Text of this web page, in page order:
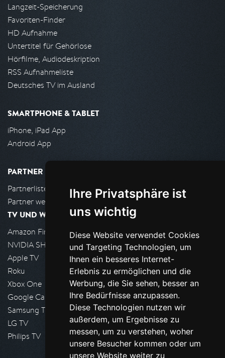
Ihre Privatsphäre ist
uns wichtig
Diese Website verwendet Cookies
und Targeting Technologien, um
Ihnen ein besseres Internet-
Erlebnis zu ermöglichen und die
Werbung, die Sie sehen, besser an
Ihre Bedürfnisse anzupassen.
Diese Technologien nutzen wir
außerdem, um Ergebnisse zu
messen, um zu verstehen, woher
unsere Besucher kommen oder um
unsere Website weiter zu
Langzeit-Speicherung
Favoriten-Finder
HD Aufnahme
Untertitel für Gehörlose
Hörfilme, Audiodeskription
RSS Aufnahmeliste
Deutsches TV im Ausland
SMARTPHONE & TABLET
iPhone, iPad App
Android App
PARTNER
Partnerliste
Partner werden
TV UND WOHNZIMMER
Amazon FireTV
NVIDIA SHIELD, Google TV
Apple TV
Roku
Xbox One
Google Cast
Samsung TV
LG TV
Philips TV